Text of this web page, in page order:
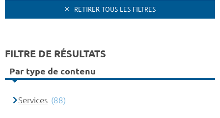
RETIRER TOUS LES FILTRES
FILTRE DE RÉSULTATS
Par type de contenu
Services (88)